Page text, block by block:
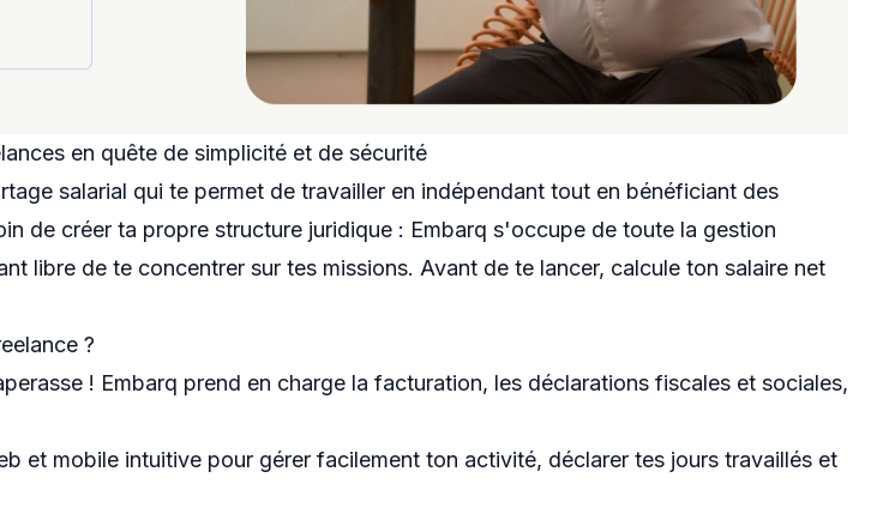
en quête de simplicité et de sécurité
salarial qui te permet de travailler en indépendant tout en bénéficiant des
de créer ta propre structure juridique : Embarq s'occupe de toute la gestion
libre de te concentrer sur tes missions. Avant de te lancer, calcule ton salaire net
?
! Embarq prend en charge la facturation, les déclarations fiscales et sociales,
et mobile intuitive pour gérer facilement ton activité, déclarer tes jours travaillés et